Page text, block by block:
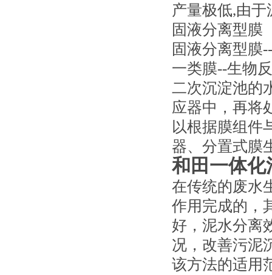
产量极低,由
固液分离型膜
固液分离型膜
一类膜--生物
二次沉淀池的
应器中，再将
以根据膜组件
器、分置式膜
和田一体化
在传统的废水
作用完成的，
好，泥水分离
况，改善污泥
该方法的适用